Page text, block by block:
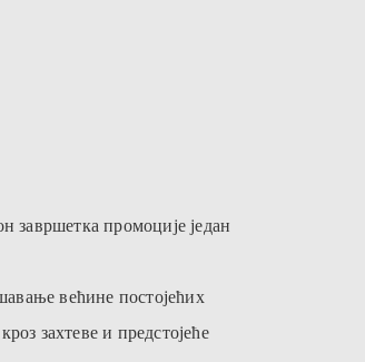
завршетка промоције један
већине постојећих
захтеве и предстојеће